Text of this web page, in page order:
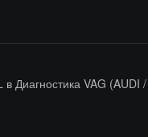
в Диагностика VAG